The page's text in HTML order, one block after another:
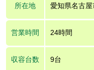
所在地 愛知県名古
営業時間 24時間
収容台数 9台